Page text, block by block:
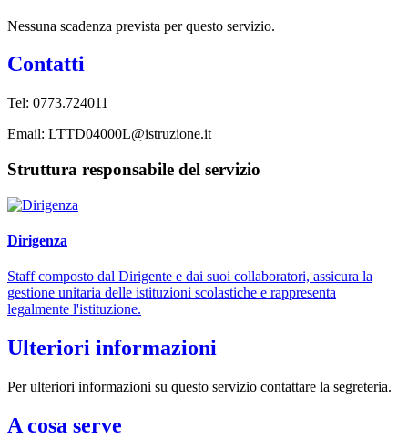
Nessuna scadenza prevista per questo servizio.
Contatti
Tel: 0773.724011
Email: LTTD04000L@istruzione.it
Struttura responsabile del servizio
Dirigenza
Staff composto dal Dirigente e dai suoi collaboratori, assicura la
gestione unitaria delle istituzioni scolastiche e rappresenta
legalmente l'istituzione.
Ulteriori informazioni
Per ulteriori informazioni su questo servizio contattare la segreteria.
A cosa serve